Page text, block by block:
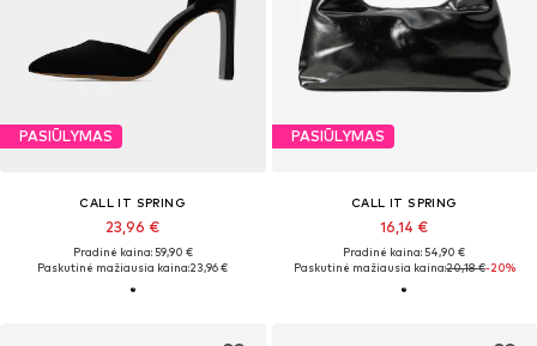
PASIŪLYMAS
CALL IT SPRING
23,96 €
Pradinė kaina: 59,90 €
Paskutinė mažiausia kaina:23,96 €
PASIŪLYMAS
CALL IT SPRING
16,14 €
Pradinė kaina: 54,90 €
Paskutinė mažiausia kaina:20,18 €-20%